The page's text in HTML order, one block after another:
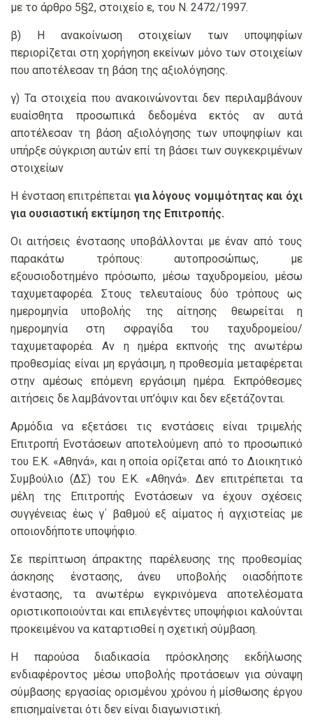
με το άρθρο 5§2, στοιχείο ε, του Ν. 2472/1997.
β) Η ανακοίνωση στοιχείων των υποψηφίων
περιορίζεται στη χορήγηση εκείνων μόνο των στοιχείων
που αποτέλεσαν τη βάση της αξιολόγησης.
γ) Τα στοιχεία που ανακοινώνονται δεν περιλαμβάνουν
ευαίσθητα προσωπικά δεδομένα εκτός αν αυτά
αποτέλεσαν τη βάση αξιολόγησης των υποψηφίων και
υπήρξε σύγκριση αυτών επί τη βάσει των συγκεκριμένων
στοιχείων
Η ένσταση επιτρέπεται για λόγους νομιμότητας και όχι
για ουσιαστική εκτίμηση της Επιτροπής.
Οι αιτήσεις ένστασης υποβάλλονται με έναν από τους
παρακάτω τρόπους: αυτοπροσώπως, με
εξουσιοδοτημένο πρόσωπο, μέσω ταχυδρομείου, μέσω
ταχυμεταφορέα. Στους τελευταίους δύο τρόπους ως
ημερομηνία υποβολής της αίτησης θεωρείται η
ημερομηνία στη σφραγίδα του ταχυδρομείου/
ταχυμεταφορέα. Αν η ημέρα εκπνοής της ανωτέρω
προθεσμίας είναι μη εργάσιμη, η προθεσμία μεταφέρεται
στην αμέσως επόμενη εργάσιμη ημέρα. Εκπρόθεσμες
αιτήσεις δε λαμβάνονται υπ’όψιν και δεν εξετάζονται.
Αρμόδια να εξετάσει τις ενστάσεις είναι τριμελής
Επιτροπή Ενστάσεων αποτελούμενη από το προσωπικό
του Ε.Κ. «Αθηνά», και η οποία ορίζεται από το Διοικητικό
Συμβούλιο (ΔΣ) του Ε.Κ. «Αθηνά». Δεν επιτρέπεται τα
μέλη της Επιτροπής Ενστάσεων να έχουν σχέσεις
συγγένειας έως γ΄ βαθμού εξ αίματος ή αγχιστείας με
οποιονδήποτε υποψήφιο.
Σε περίπτωση άπρακτης παρέλευσης της προθεσμίας
άσκησης ένστασης, άνευ υποβολής οιασδήποτε
ένστασης, τα ανωτέρω εγκρινόμενα αποτελέσματα
οριστικοποιούνται και επιλεγέντες υποψήφιοι καλούνται
προκειμένου να καταρτισθεί η σχετική σύμβαση.
Η παρούσα διαδικασία πρόσκλησης εκδήλωσης
ενδιαφέροντος μέσω υποβολής προτάσεων για σύναψη
σύμβασης εργασίας ορισμένου χρόνου ή μίσθωσης έργου
επισημαίνεται ότι δεν είναι διαγωνιστική.